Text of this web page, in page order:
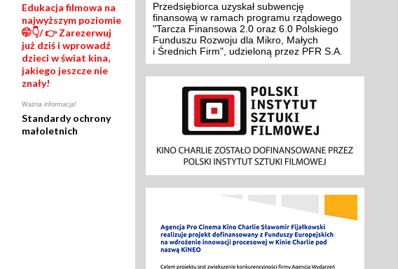
Edukacja filmowa na
najwyższym poziomie
🤭👇/ 👉 Zarezerwuj
już dziś i wprowadź
dzieci w świat kina,
jakiego jeszcze nie
znały!
Ważna informacja!
Standardy ochrony
małoletnich
Przedsiębiorca uzyskał subwencję
finansową w ramach programu rządowego
"Tarcza Finansowa 2.0 oraz 6.0 Polskiego
Funduszu Rozwoju dla Mikro, Małych
i Średnich Firm", udzieloną przez PFR S.A.